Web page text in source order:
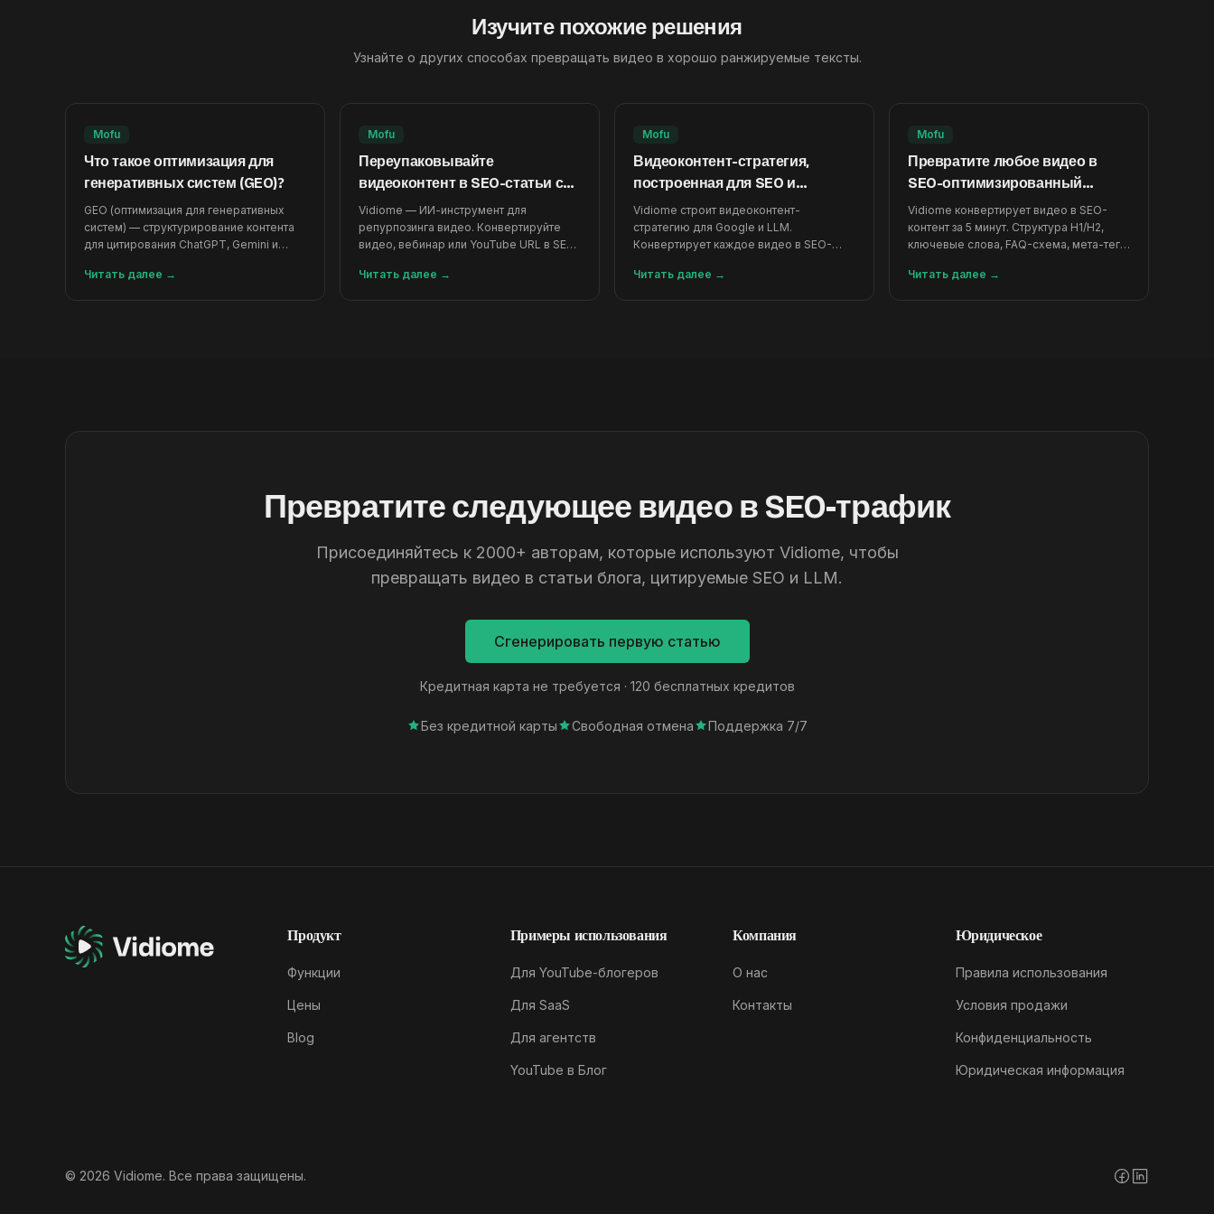
Изучите похожие решения
Узнайте о других способах превращать видео в хорошо ранжируемые тексты.
Mofu
Что такое оптимизация для
генеративных систем (GEO)?
GEO (оптимизация для генеративных
систем) — структурирование контента
для цитирования ChatGPT, Gemini и
с Vidiome.
Читать далее →
Mofu
Переупаковывайте
видеоконтент в SEO-статьи с
помощью ИИ
Vidiome — ИИ-инструмент для
репурпозинга видео. Конвертируйте
видео, вебинар или YouTube URL в SEO-
контента в 10 раз.
Читать далее →
Mofu
Видеоконтент-стратегия,
построенная для SEO и
обнаружения LLM
Vidiome строит видеоконтент-
стратегию для Google и LLM.
Конвертирует каждое видео в SEO-
ручного написания.
Читать далее →
Mofu
Превратите любое видео в
SEO-оптимизированный
контент с помощью ИИ
Vidiome конвертирует видео в SEO-
контент за 5 минут. Структура H1/H2,
ключевые слова, FAQ-схема, мета-теги.
Читать далее →
Превратите следующее видео в SEO-трафик
Присоединяйтесь к 2000+ авторам, которые используют Vidiome, чтобы
превращать видео в статьи блога, цитируемые SEO и LLM.
Сгенерировать первую статью
Кредитная карта не требуется · 120 бесплатных кредитов
Без кредитной карты Свободная отмена Поддержка 7/7
Продукт
Функции
Цены
Blog
Примеры использования
Для YouTube-блогеров
Для SaaS
Для агентств
YouTube в Блог
Компания
О нас
Контакты
Юридическое
Правила использования
Условия продажи
Конфиденциальность
Юридическая информация
© 2026 Vidiome. Все права защищены.